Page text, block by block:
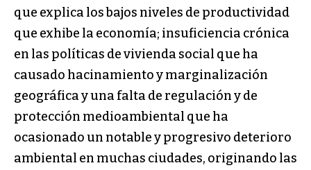
que explica los bajos niveles de productividad
que exhibe la economía; insuficiencia crónica
en las políticas de vivienda social que ha
causado hacinamiento y marginalización
geográfica y una falta de regulación y de
protección medioambiental que ha
ocasionado un notable y progresivo deterioro
ambiental en muchas ciudades, originando las